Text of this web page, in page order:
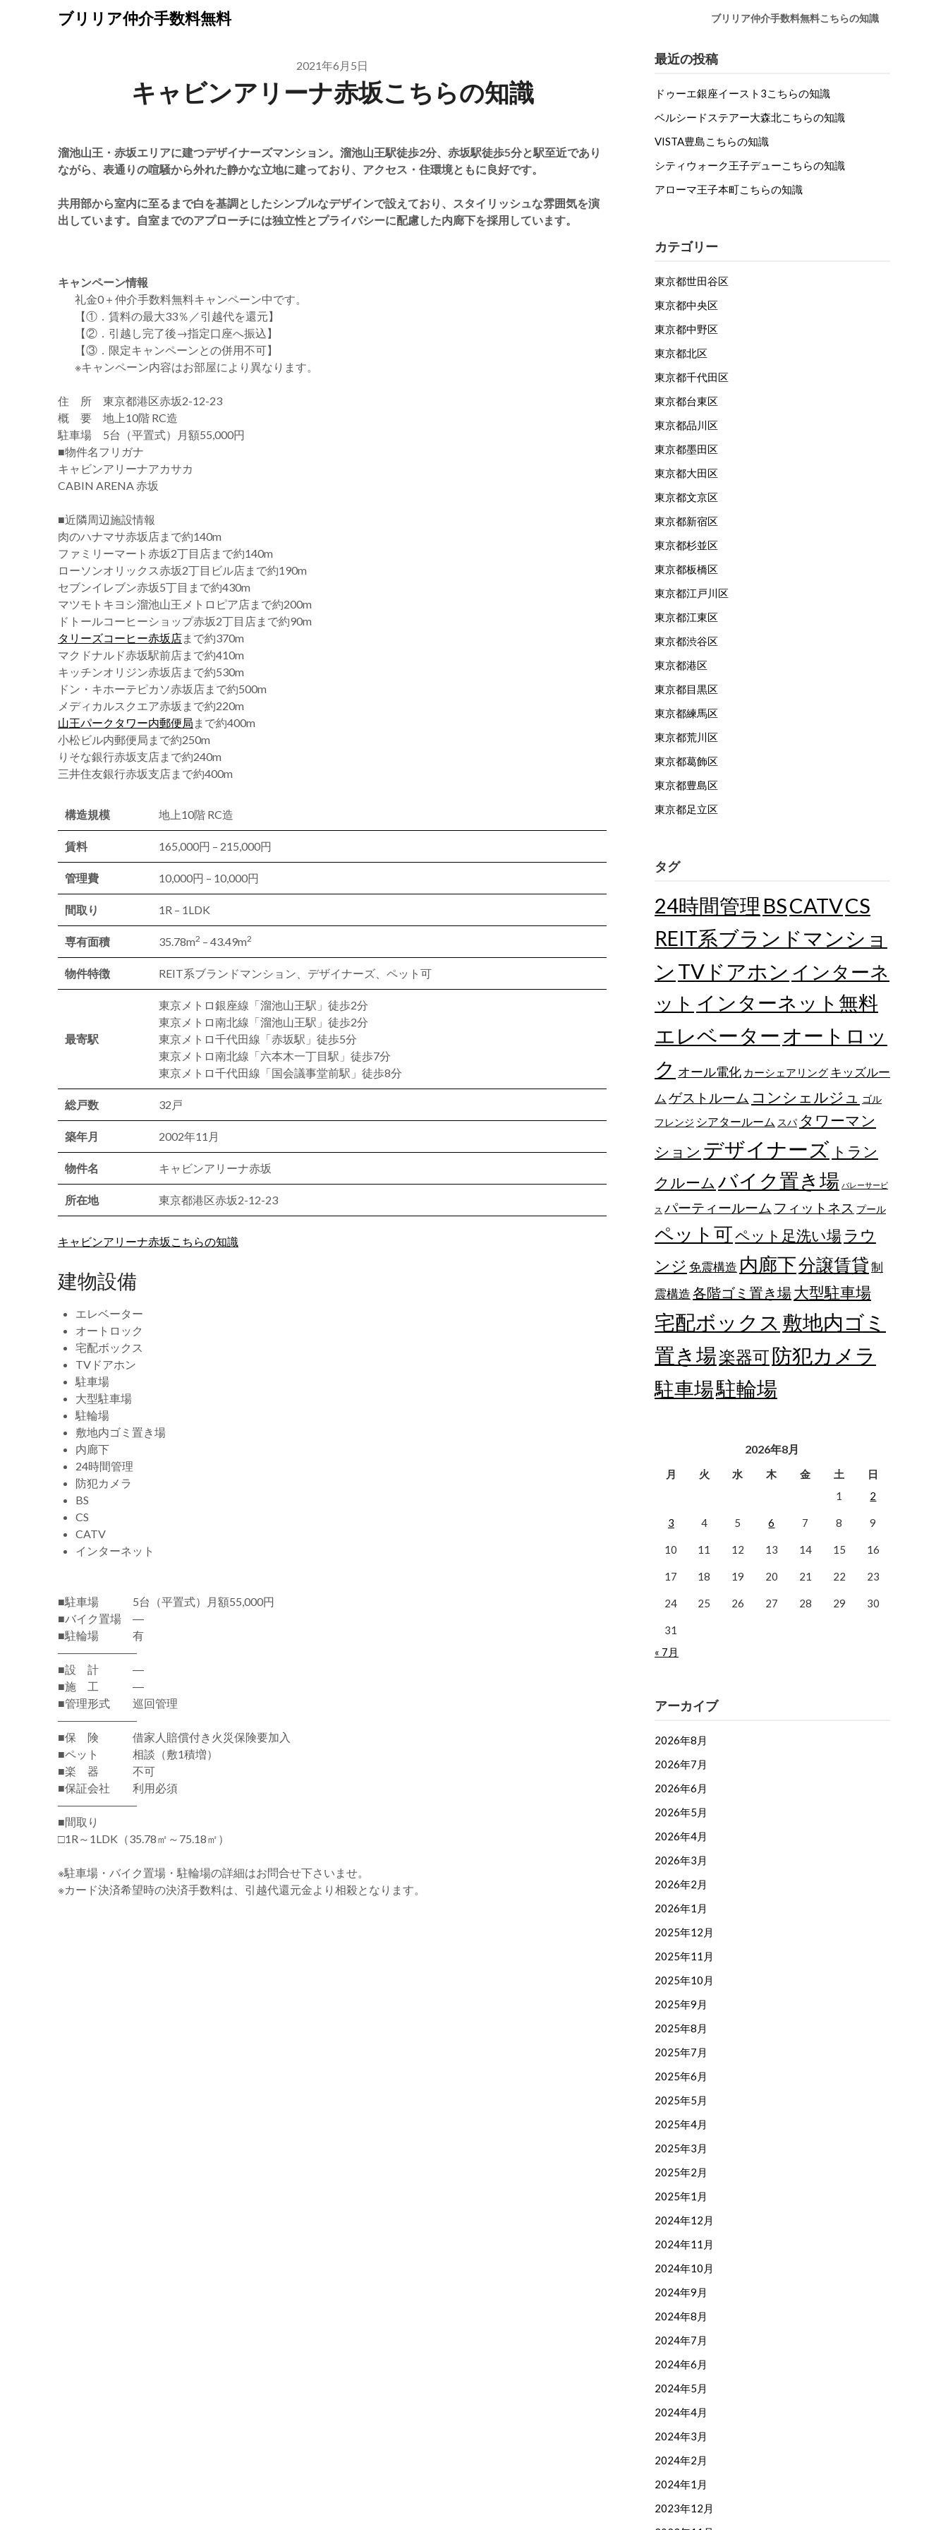
ブリリア仲介手数料無料 ブリリア仲介手数料無料こちらの知識
2021年6月5日
キャビンアリーナ赤坂こちらの知識
溜池山王・赤坂エリアに建つデザイナーズマンション。溜池山王駅徒歩2分、赤坂駅徒歩5分と駅至近であり
ながら、表通りの喧騒から外れた静かな立地に建っており、アクセス・住環境ともに良好です。
共用部から室内に至るまで白を基調としたシンプルなデザインで設えており、スタイリッシュな雰囲気を演
出しています。自室までのアプローチには独立性とプライバシーに配慮した内廊下を採用しています。
キャンペーン情報
礼金0 ＋仲介手数料無料キャンペーン中です。
【①．賃料の最大33％／引越代を還元】
【②．引越し完了後→指定口座へ振込】
【③．限定キャンペーンとの併用不可】
※キャンペーン内容はお部屋により異なります。
住 所 東京都港区赤坂2-12-23
概 要 地上10階 RC造
駐車場 5台（平置式）月額55,000円
■物件名フリガナ
キャビンアリーナアカサカ
CABIN ARENA 赤坂
■近隣周辺施設情報
肉のハナマサ赤坂店まで約140m
ファミリーマート赤坂2丁目店まで約140m
ローソンオリックス赤坂2丁目ビル店まで約190m
セブンイレブン赤坂5丁目まで約430m
マツモトキヨシ溜池山王メトロピア店まで約200m
ドトールコーヒーショップ赤坂2丁目店まで約90m
タリーズコーヒー赤坂店まで約370m
マクドナルド赤坂駅前店まで約410m
キッチンオリジン赤坂店まで約530m
ドン・キホーテピカソ赤坂店まで約500m
メディカルスクエア赤坂まで約220m
山王パークタワー内郵便局 まで約400m
小松ビル内郵便局まで約250m
りそな銀行赤坂支店まで約240m
三井住友銀行赤坂支店まで約400m
構造規模 地上10階 RC造
賃料 165,000円 – 215,000円
管理費 10,000円 – 10,000円
間取り 1R – 1LDK
専有面積 35.78m2 – 43.49m2
物件特徴 REIT系ブランドマンション、デザイナーズ、ペット可
最寄駅
東京メトロ銀座線「溜池山王駅」徒歩2分
東京メトロ南北線「溜池山王駅」徒歩2分
東京メトロ千代田線「赤坂駅」徒歩5分
東京メトロ南北線「六本木一丁目駅」徒歩7分
東京メトロ千代田線「国会議事堂前駅」徒歩8分
総戸数 32戸
築年月 2002年11月
物件名 キャビンアリーナ赤坂
所在地 東京都港区赤坂2-12-23
キャビンアリーナ赤坂こちらの知識
建物設備
エレベーター
オートロック
宅配ボックス
TVドアホン
駐車場
大型駐車場
駐輪場
敷地内ゴミ置き場
内廊下
24時間管理
防犯カメラ
BS
CS
CATV
インターネット
■駐車場 5台（平置式）月額55,000円
■バイク置場 ―
■駐輪場 有
―――――――
■設 計 ―
■施 工 ―
■管理形式 巡回管理
―――――――
■保 険 借家人賠償付き火災保険要加入
■ペット 相談（敷1積増）
■楽 器 不可
■保証会社 利用必須
―――――――
■間取り
□1R～1LDK（35.78㎡～75.18㎡）
※駐車場・バイク置場・駐輪場の詳細はお問合せ下さいませ。
※カード決済希望時の決済手数料は、引越代還元金より相殺となります。
最近の投稿
ドゥーエ銀座イースト3こちらの知識
ベルシードステアー大森北こちらの知識
VISTA豊島こちらの知識
シティウォーク王子デューこちらの知識
アローマ王子本町こちらの知識
カテゴリー
東京都世田谷区
東京都中央区
東京都中野区
東京都北区
東京都千代田区
東京都台東区
東京都品川区
東京都墨田区
東京都大田区
東京都文京区
東京都新宿区
東京都杉並区
東京都板橋区
東京都江戸川区
東京都江東区
東京都渋谷区
東京都港区
東京都目黒区
東京都練馬区
東京都荒川区
東京都葛飾区
東京都豊島区
東京都足立区
タグ
24時間管理 BSCATVCS
REIT系ブランドマンショ
ン TVドアホン インターネ
ット インターネット無料
エレベーター オートロッ
ク オール電化 カーシェアリング キッズルー
ム ゲストルーム コンシェルジュ
ゴル
フレンジ シアタールーム スパ タワーマン
ション デザイナーズ トラン
クルーム バイク置き場 バレーサービ
ス パーティールーム フィットネス プール
ペット可ペット足洗い場 ラウ
ンジ 免震構造 内廊下分譲賃貸制
震構造各階ゴミ置き場大型駐車場
宅配ボックス 敷地内ゴミ
置き場楽器可防犯カメラ
駐車場駐輪場
2026年8月
月 火 水 木 金 土
日
1
2
3 4 5 6 7 8 9
10 11 12 13 14 15 16
17 18 19 20 21 22 23
24 25 26 27 28 29 30
31
« 7月
アーカイブ
2026年8月
2026年7月
2026年6月
2026年5月
2026年4月
2026年3月
2026年2月
2026年1月
2025年12月
2025年11月
2025年10月
2025年9月
2025年8月
2025年7月
2025年6月
2025年5月
2025年4月
2025年3月
2025年2月
2025年1月
2024年12月
2024年11月
2024年10月
2024年9月
2024年8月
2024年7月
2024年6月
2024年5月
2024年4月
2024年3月
2024年2月
2024年1月
2023年12月